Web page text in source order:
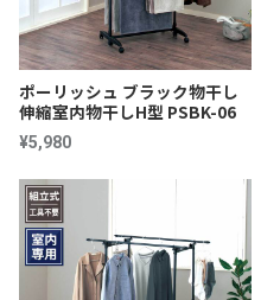
ポーリッシュ ブラック物干し
伸縮室内物干しH型 PSBK-06
¥5,980